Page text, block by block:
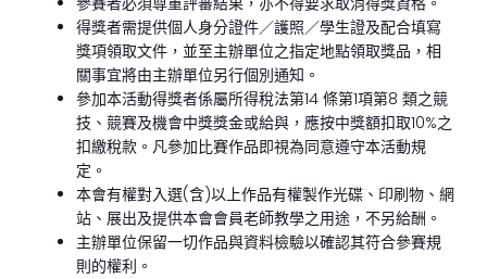
得獎者需提供個人身分證件／護照／學生證及配合填寫
獎項領取文件，並至主辦單位之指定地點領取獎品，相
關事宜將由主辦單位另行個別通知。
參加本活動得獎者係屬所得稅法第14 條第1項第8 類之競
技、競賽及機會中獎獎金或給與，應按中獎額扣取10%之
扣繳稅款。凡參加比賽作品即視為同意遵守本活動規
定。
本會有權對入選(含)以上作品有權製作光碟、印刷物、網
站、展出及提供本會會員老師教學之用途，不另給酬。
主辦單位保留一切作品與資料檢驗以確認其符合參賽規
則的權利。